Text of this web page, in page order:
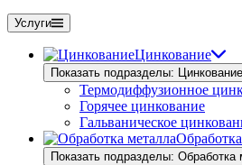
Услуги
Цинкование
Показать подразделы: Цинкование
Термодиффузионное
Горячее цинкование
Гальваническое
Показать подразделы: Обработка